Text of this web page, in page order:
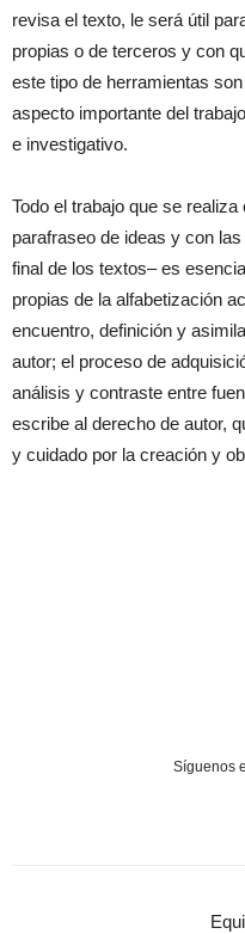
revisa el texto, le será útil
propias o de terceros y con
este tipo de herramientas
aspecto importante del
e investigativo.
Todo el trabajo que se
parafraseo de ideas y con
final de los textos– es
propias de la alfabetización
encuentro, definición y
autor; el proceso de
análisis y contraste entre
escribe al derecho de autor,
y cuidado por la creación y
Síguenos